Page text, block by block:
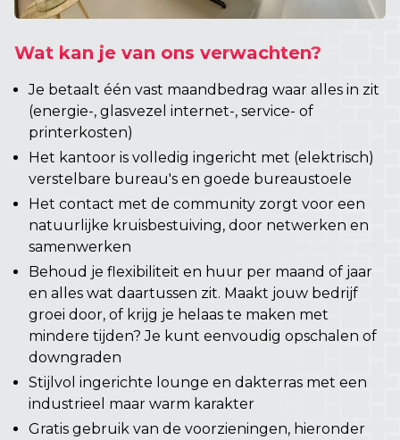
Wat kan je van ons verwachten?
Je betaalt één vast maandbedrag waar alles in zit
(energie-, glasvezel internet-, service- of
printerkosten)
Het kantoor is volledig ingericht met (elektrisch)
verstelbare bureau's en goede bureaustoele
Het contact met de community zorgt voor een
natuurlijke kruisbestuiving, door netwerken en
samenwerken
Behoud je flexibiliteit en huur per maand of jaar
en alles wat daartussen zit. Maakt jouw bedrijf
groei door, of krijg je helaas te maken met
mindere tijden? Je kunt eenvoudig opschalen of
downgraden
Stijlvol ingerichte lounge en dakterras met een
industrieel maar warm karakter
Gratis gebruik van de voorzieningen, hieronder